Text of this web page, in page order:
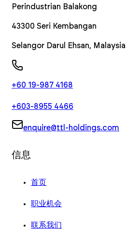
Perindustrian Balakong
43300 Seri Kembangan
Selangor Darul Ehsan, Malaysia
+60 19-987 4168
+603-8955 4466
enquire@ttl-holdings.com
信息
首页
职业机会
联系我们